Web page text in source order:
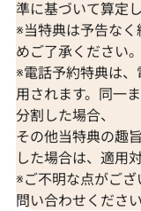
準に基づいて算定し
※当特典は予告な
めご了承ください。
※電話予約特典は
用されます。同一
分割した場合、
その他当特典の趣
した場合は、適用
※ご不明な点がご
問い合わせください